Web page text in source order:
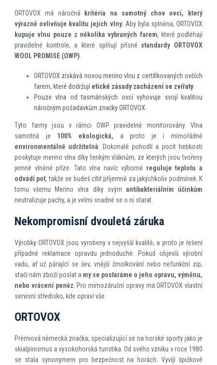
ORTOVOX má náročná
kritéria na samotný chov ovcí, který
výrazně ovlivňuje kvalitu jejich vlny. Aby byla splněna, ORTOVOX
kupuje vlnu pouze z několika vybraných farem, které podléhají
pravidelné kontrole, a které splňují přísné standardy ORTOVOX
WOOL PROMISE (OWP)
ORTOVOX získává novou merino vlnu z certifikovaných ovčích
farem, které dodržujíetické zásady zacházení se zvířaty.
Pouze vlna od tasmánských ovcí vyhovuje svojí kvalitou
náročným požadavkům značky ORTOVOX.
Tyto farmy jsou v rámci OWP pravidelně monitorovány. Vlna
samotná je 100% ekologická, a proto je i mimořádně
environmentálně udržitelná . Dokonalé pohodlí a pocit hebkosti
poskytuje merino vlna díky tenkým vláknům, ze kterých jsou tvořeny
jemné vlněné příze. Tato vlna navíc výborně reguluje teplotu a
odvádí pot, takže se budeš cítit příjemně za jakýchkoliv podmínek. K
tomu všemu Merino vlna díky svým antibakteriálním účinkům
neutralizuje pachy, a je velmi snadné se o ni starat.
Nekompromisní dvouletá záruka
Výrobky ORTOVOX jsou vyrobeny v nejvyšší kvalitě, a proto je řešení
případné reklamace opravdu jednoduché. Pokud objevíš výrobní
vadu, ať už párající se šev, vnější žmolkování nebo nefunkční zip,
stačí nám zboží poslat a my se postaráme o jeho opravu, výměnu,
nebo vrácení peněz . Pro mimozáruční opravy má ORTOVOX vlastní
servisní středisko, kde opraví vše.
ORTOVOX
Prémiová německá značka, specializující se na horské sporty jako je
skialpinismus a vysokohorská turistika. Od svého vzniku v roce 1980
se stala synonymem pro bezpečnost na horách. Vyvíjí špičkové